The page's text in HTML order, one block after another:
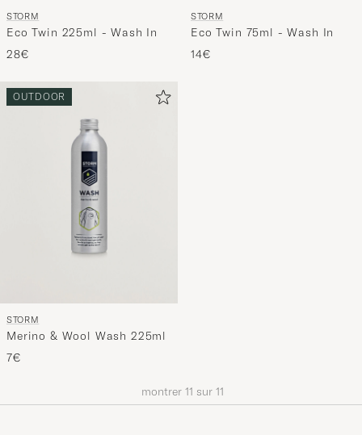
STORM
Eco Twin 225ml - Wash In
28€
STORM
Eco Twin 75ml - Wash In
14€
OUTDOOR
STORM
Merino & Wool Wash 225ml
7€
montrer 11 sur 11